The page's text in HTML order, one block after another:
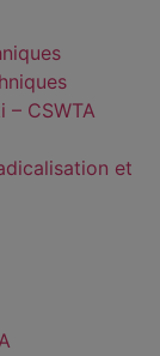
– CSWTA
et